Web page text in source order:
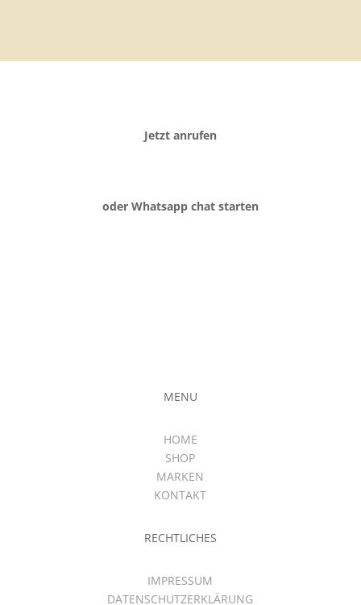
Jetzt anrufen
oder Whatsapp chat starten
MENU
HOME
SHOP
MARKEN
KONTAKT
RECHTLICHES
IMPRESSUM
DATENSCHUTZERKLÄRUNG